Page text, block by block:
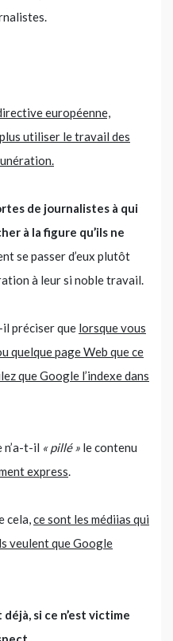
européenne,
utiliser le travail des
de journalistes à qui
à la figure qu’ils ne
se passer d’eux plutôt
à leur si noble travail.
préciser que lorsque vous
quelque page Web que ce
que Google l’indexe dans
n’a-t-il « pillé » le contenu
express.
cela,ce sont les médiias qui
veulent que Google
si ce n’est victime